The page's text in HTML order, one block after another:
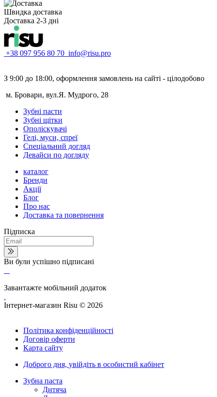
Швидка доставка
Доставка 2-3 дні
+38 097 956 80 70 info@risu.pro
З 9:00 до 18:00, оформлення замовлень на сайті - цілодобово
м. Бровари, вул.Я. Мудрого, 28
Зубні пасти
Зубні щітки
Ополіскувачі
Гелі, муси, спреї
Спеціальний догляд
Девайси по догляду
каталог
Бренди
Акції
Блог
Про нас
Доставка та повернення
Підписка
Ви були успішно підписані
Завантажте мобільний додаток
Інтернет-магазин Risu © 2026
Політика конфіденційності
Договір оферти
Карта сайту
Доброго дня, увійдіть в особистий кабінет
Зубна паста
Дитяча